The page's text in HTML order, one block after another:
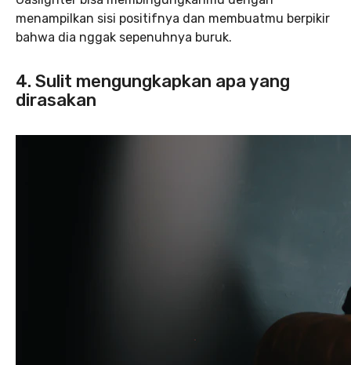
menampilkan sisi positifnya dan membuatmu berpikir
bahwa dia nggak sepenuhnya buruk.
4. Sulit mengungkapkan apa yang
dirasakan